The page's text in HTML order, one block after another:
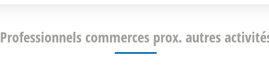
Professionnels commerces prox. autres